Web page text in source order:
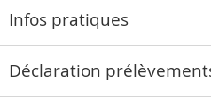
Infos pratiques
Déclaration